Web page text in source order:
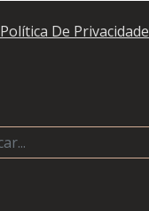
Política De Privacidade